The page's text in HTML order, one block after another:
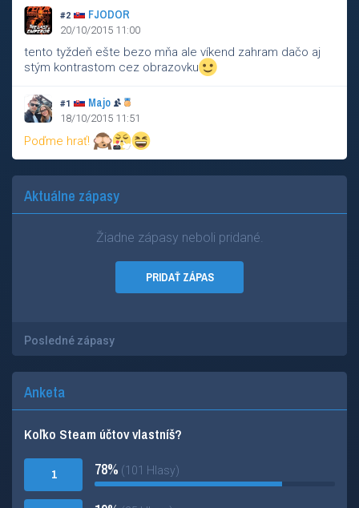
#2 FJODOR
20/10/2015 11:00
tento tyždeň ešte bezo mňa ale víkend zahram dačo aj
stým kontrastom cez obrazovku
#1 Majo
18/10/2015 11:51
Poďme hrať!
Aktuálne zápasy
Žiadne zápasy neboli pridané.
PRIDAŤ ZÁPAS
Posledné zápasy
Anketa
Koľko Steam účtov vlastníš?
1 78% (101 Hlasy)